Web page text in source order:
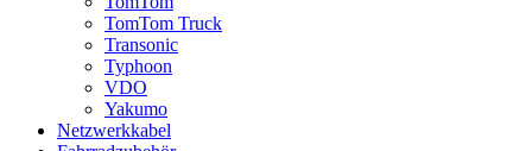
TomTom Truck
Transonic
Typhoon
VDO
Yakumo
Netzwerkkabel